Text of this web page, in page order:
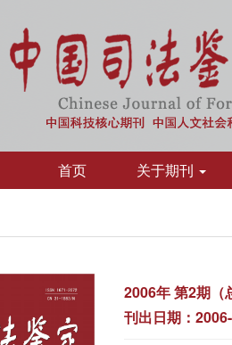
首页 关于期刊
2006年 第2期（
刊出日期：